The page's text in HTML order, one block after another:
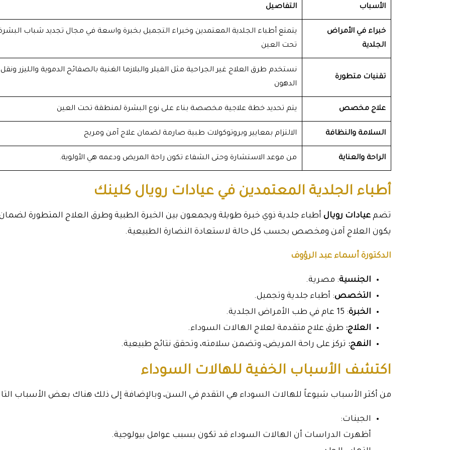
الأسباب التفاصيل
خبراء في الأمراض
الجلدية
يتمتع أطباء الجلدية المعتمدين وخبراء التجميل بخبرة واسعة في مجال تجديد شباب
تحت العين
تقنيات متطورة
نستخدم طرق العلاج غير الجراحية مثل الفيلر والبلازما الغنية بالصفائح الدموية والليزر ونقل
الدهون
علاج مخصص يتم تحديد خطة علاجية مخصصة بناء على نوع البشرة لمنطقة تحت العين
السلامة والنظافة الالتزام بمعايير وبروتوكولات طبية صارمة لضمان علاج آمن ومريح
الراحة والعناية من موعد الاستشارة وحتى الشفاء تكون راحة المريض ودعمه هي الأولوية.
أطباء الجلدية المعتمدين في عيادات رويال كلينك
تضم عيادات رويال أطباء جلدية ذوي خبرة طويلة ويجمعون بين الخبرة الطبية وطرق العلاج المتطورة
يكون العلاج آمن ومخصص بحسب كل حالة لاستعادة النضارة الطبيعية.
الدكتورة أسماء عبد الرؤوف
الجنسية: مصرية.
التخصص: أطباء جلدية وتجميل.
الخبرة: 15 عام في طب الأمراض الجلدية.
العلاج: طرق علاج متقدمة لعلاج الهالات السوداء.
النهج: تركز على راحة المريض، وتضمن سلامته، وتحقق نتائج طبيعية.
اكتشف الأسباب الخفية للهالات السوداء
من أكثر الأسباب شيوعاً للهالات السوداء هي التقدم في السن، وبالإضافة إلى ذلك هناك بعض الأسباب
الجينات:
أظهرت الدراسات أن الهالات السوداء قد تكون بسبب عوامل بيولوجية.